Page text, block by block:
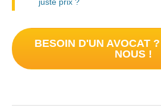
BESOIN D'UN AVOCAT
NOUS !